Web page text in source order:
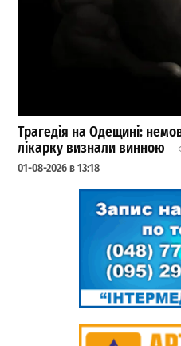
Трагедія на Одещині:
лікарку визнали винною
01-08-2026 в 13:18